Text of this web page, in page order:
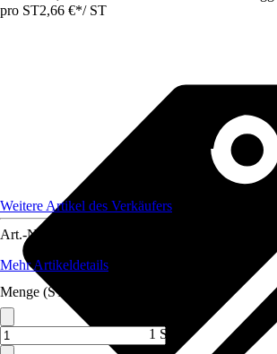
pro ST2,66 €*/ ST
Weitere Artikel des Verkäufers
Art.-Nr.
Mehr Artikeldetails
Menge (ST)
1 ST